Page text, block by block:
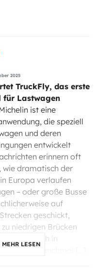
2025
TruckFly, das erste
für Lastwagen
ist eine
die speziell
und deren
entwickelt
erinnern oft
wie dramatisch der
Europa verlaufen
– oder große Busse
auf
geschickt,
niedrigen Brücken
sich in
MEHR LESEN